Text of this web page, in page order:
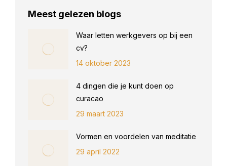
Meest gelezen blogs
Waar letten werkgevers op bij een
cv?
14 oktober 2023
4 dingen die je kunt doen op
curacao
29 maart 2023
Vormen en voordelen van meditatie
29 april 2022